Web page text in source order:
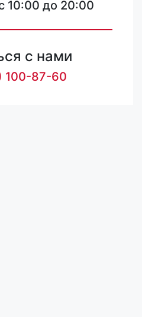
10:00 до 20:00
с нами
100-87-60